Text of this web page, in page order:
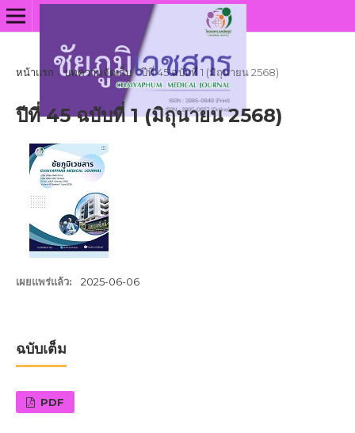
หน้าแรก / บทความจัดเก็บ / ปีที่ 45 ฉบับที่ 1 (มิถุนายน 2568)
ปีที่ 45 ฉบับที่ 1 (มิถุนายน 2568)
เผยแพร่แล้ว: 2025-06-06
ฉบับเต็ม
PDF